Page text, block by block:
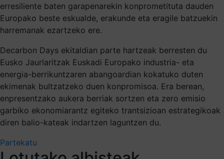
erresiliente baten garapenarekin konprometituta dauden
Europako beste eskualde, erakunde eta eragile batzuekin
harremanak ezartzeko ere.
Decarbon Days ekitaldian parte hartzeak berresten du
Eusko Jaurlaritzak Euskadi Europako industria- eta
energia-berrikuntzaren abangoardian kokatuko duten
ekimenak bultzatzeko duen konpromisoa. Era berean,
enpresentzako aukera berriak sortzen eta zero emisio
garbiko ekonomiarantz egiteko trantsizioan estrategikoak
diren balio-kateak indartzen laguntzen du.
Partekatu